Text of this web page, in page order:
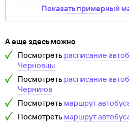
Показать примерный
А еще здесь можно
Посмотреть расписание
Черновцы
Посмотреть расписание
Чернигов
Посмотреть маршрут
Посмотреть маршрут